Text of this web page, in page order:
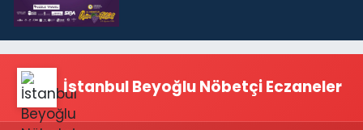
İstanbul Beyoğlu Nöbetçi Eczaneler